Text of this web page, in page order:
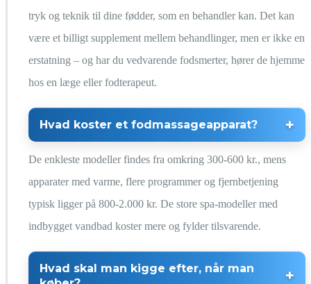
tryk og teknik til dine fødder, som en behandler kan. Det kan
være et billigt supplement mellem behandlinger, men er ikke en
erstatning – og har du vedvarende fodsmerter, hører de hjemme
hos en læge eller fodterapeut.
Hvad koster et fodmassageapparat?
De enkleste modeller findes fra omkring 300-600 kr., mens
apparater med varme, flere programmer og fjernbetjening
typisk ligger på 800-2.000 kr. De store spa-modeller med
indbygget vandbad koster mere og fylder tilsvarende.
Hvad skal man kigge efter, når man